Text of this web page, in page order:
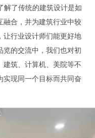
解了传统的建筑设计是如
融合，并为建筑行业中较
让行业设计师们能更好地
的交流中，我们也对初
建筑、计算机、美院等不
实现同一个目标而共同奋